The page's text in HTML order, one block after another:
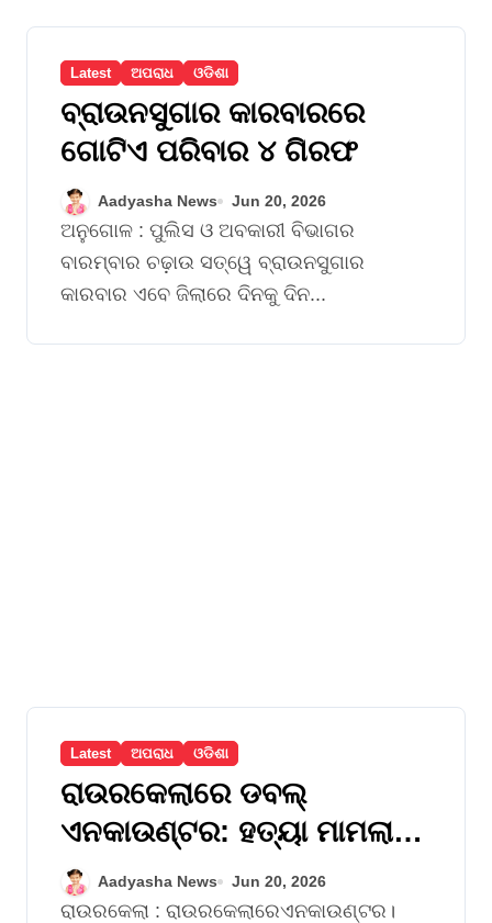
Latest ଅପରାଧ ଓଡିଶା
ବ୍ରାଉନସୁଗାର କାରବାରରେ
ଗୋଟିଏ ପରିବାର ୪ ଗିରଫ
Aadyasha News Jun 20, 2026
ଅନୁଗୋଳ : ପୁଲିସ ଓ ଅବକାରୀ ବିଭାଗର
ବାରମ୍ବାର ଚଢ଼ାଉ ସତ୍ୱେ ବ୍ରାଉନସୁଗାର
କାରବାର ଏବେ ଜିଲାରେ ଦିନକୁ ଦିନ...
Latest ଅପରାଧ ଓଡିଶା
ରାଉରକେଲାରେ ଡବଲ୍
ଏନକାଉଣ୍ଟର: ହତ୍ୟା ମାମଲା
ମୁଖ୍ୟ ଅଭିଯୁକ୍ତ ଚୁନୁ ଓ ସୁଶାନ୍ତ
ଗୁରୁତର
Aadyasha News Jun 20, 2026
ରାଉରକେଲା : ରାଉରକେଲାରେଏନକାଉଣ୍ଟର।